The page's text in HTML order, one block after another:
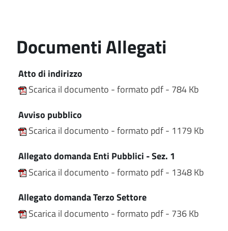
Documenti Allegati
Atto di indirizzo
Scarica il documento - formato pdf - 784 Kb
Avviso pubblico
Scarica il documento - formato pdf - 1179 Kb
Allegato domanda Enti Pubblici - Sez. 1
Scarica il documento - formato pdf - 1348 Kb
Allegato domanda Terzo Settore
Scarica il documento - formato pdf - 736 Kb